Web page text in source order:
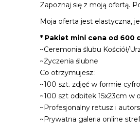
Zapoznaj się z moją ofertą.
Moja oferta jest elastyczna,
* Pakiet mini cena od 600
~Ceremonia ślubu Kościół/
~Życzenia ślubne
Co otrzymujesz:
~100 szt. zdjęć w formie
~100 szt odbitek 15x23cm w
~Profesjonalny retusz i
~Prywatna galeria online